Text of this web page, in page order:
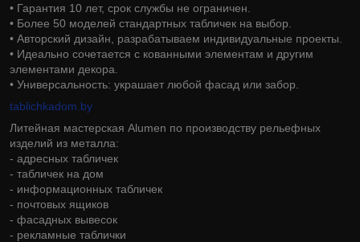
• Гарантия 10 лет, срок службы не ограничен.
• Более 50 моделей стандартных табличек на выбор.
• Авторский дизайн, разрабатываем индивидуальные проекты.
• Идеально сочетается с кованными элементам и другим
элементами декора.
• Универсальность: украшает любой фасад или забор.
tablichkadom.by
Литейная мастерская Alumen по производству рельефных
изделий из металла:
- адресных табличек
- табличек на дом
- информационных табличек
- почтовых ящиков
- фасадных вывесок
- рекламные таблички